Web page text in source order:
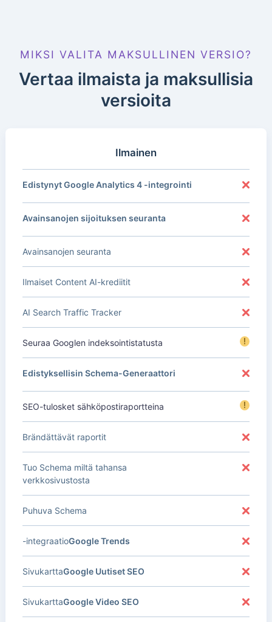
MIKSI VALITA MAKSULLINEN VERSIO?
Vertaa ilmaista ja maksullisia
versioita
Ilmainen
Edistynyt Google Analytics 4 -integrointi
Avainsanojen sijoituksen seuranta
Avainsanojen seuranta
Ilmaiset Content AI-krediitit
AI Search Traffic Tracker
Seuraa Googlen indeksointistatusta !
Edistyksellisin Schema-Generaattori
SEO-tulosket sähköpostiraportteina !
Brändättävät raportit
Tuo Schema miltä tahansa
verkkosivustosta
Puhuva Schema
Google Trends
-integraatio
Google Uutiset SEO
Sivukartta
Google Video SEO
Sivukartta